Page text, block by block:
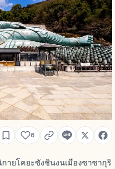
6
ายโคยะซังชินงนเมืองซาซากุริ